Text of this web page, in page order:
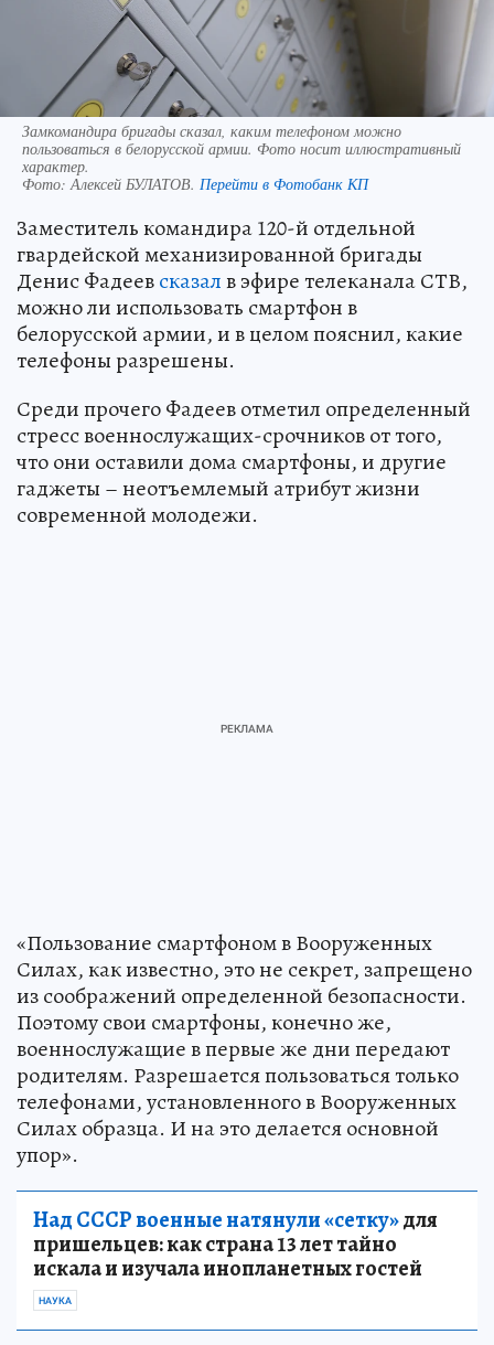
Замкомандира бригады сказал, каким телефоном можно
пользоваться в белорусской армии. Фото носит иллюстративный
характер.
Фото:Алексей БУЛАТОВ. Перейти в Фотобанк КП
Заместитель командира 120-й отдельной
гвардейской механизированной бригады
Денис Фадеевсказалв эфире телеканала СТВ,
можно ли использовать смартфон в
белорусской армии, и в целом пояснил, какие
телефоны разрешены.
Среди прочего Фадеев отметил определенный
стресс военнослужащих-срочников от того,
что они оставили дома смартфоны, и другие
гаджеты – неотъемлемый атрибут жизни
современной молодежи.
«Пользование смартфоном в Вооруженных
Силах, как известно, это не секрет, запрещено
из соображений определенной безопасности.
Поэтому свои смартфоны, конечно же,
военнослужащие в первые же дни передают
родителям. Разрешается пользоваться только
телефонами, установленного в Вооруженных
Силах образца. И на это делается основной
упор».
Над СССР военные натянули «сетку»для
пришельцев: как страна 13 лет тайно
искала и изучала инопланетных гостей
НАУКА